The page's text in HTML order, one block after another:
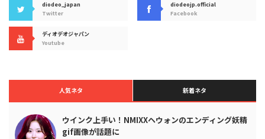
diodeo_japan
Twitter
diodeojp.official
Facebook
ディオデオジャパン
Youtube
人気ネタ 新着ネタ
ウインク上手い！NMIXXヘウォンのエンディング妖精
gif画像が話題に